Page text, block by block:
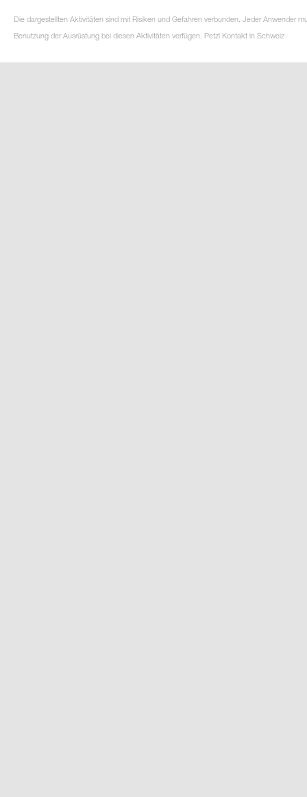
Die dargestellten Aktivitäten sind mit Risiken und Gefahren verbunden. Jeder Anwender
Benutzung der Ausrüstung bei diesen Aktivitäten verfügen. Petzl Kontakt in Schweiz